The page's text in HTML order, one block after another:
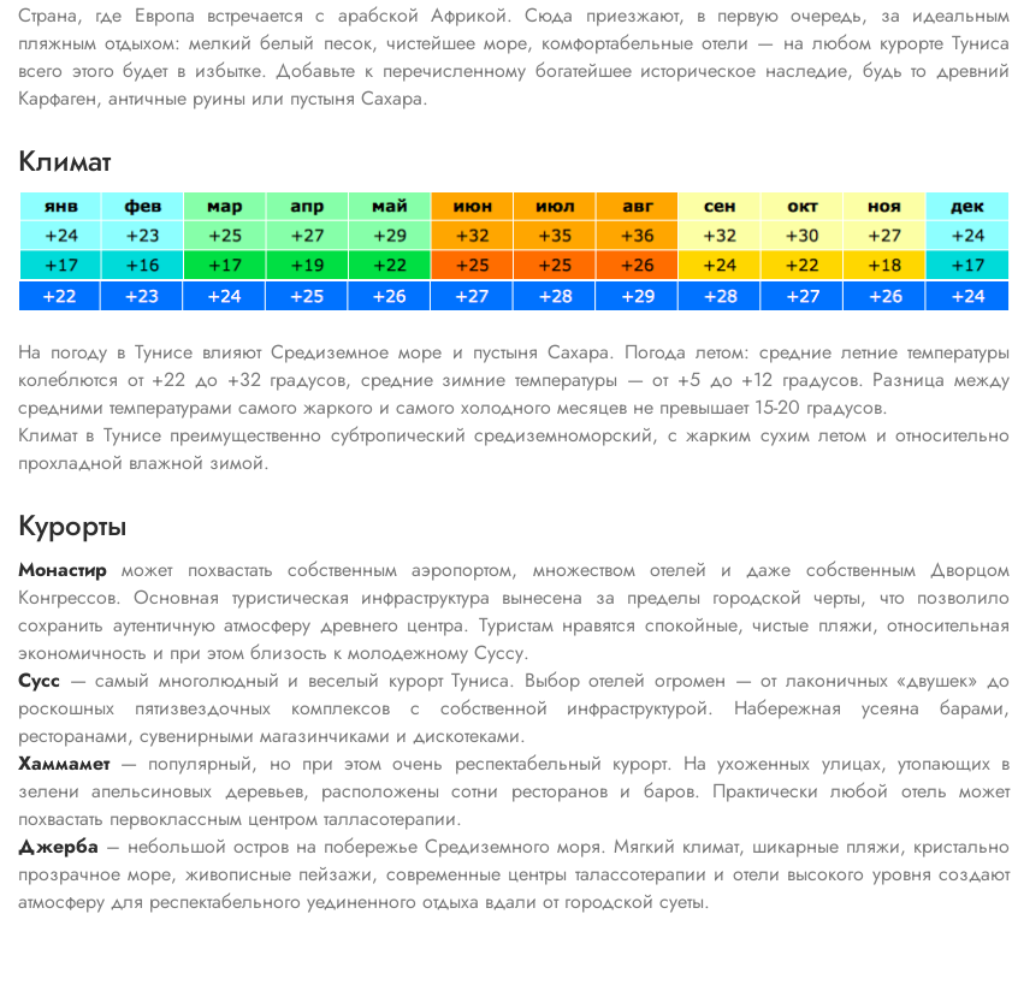
Страна, где Европа встречается с арабской Африкой. Сюда приезжают, в первую очередь, за идеальным
пляжным отдыхом: мелкий белый песок, чистейшее море, комфортабельные отели — на любом курорте Туниса
всего этого будет в избытке. Добавьте к перечисленному богатейшее историческое наследие, будь то древний
Карфаген, античные руины или пустыня Сахара.
Климат
На погоду в Тунисе влияют Средиземное море и пустыня Сахара. Погода летом: средние летние температуры
колеблются от +22 до +32 градусов, средние зимние температуры — от +5 до +12 градусов. Разница между
средними температурами самого жаркого и самого холодного месяцев не превышает 15-20 градусов.
Климат в Тунисе преимущественно субтропический средиземноморский, с жарким сухим летом и относительно
прохладной влажной зимой.
Курорты
Монастир может похвастать собственным аэропортом, множеством отелей и даже собственным Дворцом
Конгрессов. Основная туристическая инфраструктура вынесена за пределы городской черты, что позволило
сохранить аутентичную атмосферу древнего центра. Туристам нравятся спокойные, чистые пляжи, относительная
экономичность и при этом близость к молодежному Суссу.
Сусс — самый многолюдный и веселый курорт Туниса. Выбор отелей огромен — от лаконичных «двушек» до
роскошных пятизвездочных комплексов с собственной инфраструктурой. Набережная усеяна барами,
ресторанами, сувенирными магазинчиками и дискотеками.
Хаммамет— популярный, но при этом очень респектабельный курорт. На ухоженных улицах, утопающих в
зелени апельсиновых деревьев, расположены сотни ресторанов и баров. Практически любой отель может
похвастать первоклассным центром талласотерапии.
Джерба – небольшой остров на побережье Средиземного моря. Мягкий климат, шикарные пляжи, кристально
прозрачное море, живописные пейзажи, современные центры талассотерапии и отели высокого уровня создают
атмосферу для респектабельного уединенного отдыха вдали от городской суеты.